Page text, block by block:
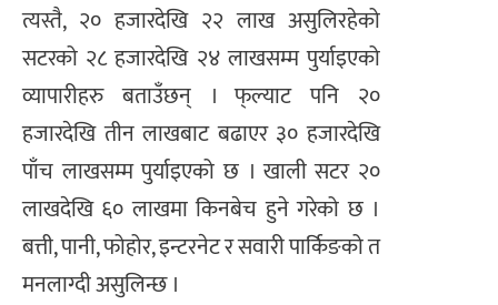
त्यस्तै, २० हजारदेखि २२ लाख असुलिरहेको
सटरको २८ हजारदेखि २४ लाखसम्म पुर्याइएको
व्यापारीहरु बताउँछन् । फ्‌ल्याट पनि २०
हजारदेखि तीन लाखबाट बढाएर ३० हजारदेखि
पाँच लाखसम्म पुर्याइएको छ । खाली सटर २०
लाखदेखि ६० लाखमा किनबेच हुने गरेको छ ।
बत्ती, पानी, फोहोर, इन्टरनेट र सवारी पार्किङको त
मनलाग्दी असुलिन्छ ।